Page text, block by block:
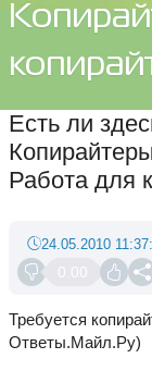
Есть ли
Работа для
0.00
24.05.2010
Требуется
Ответы.Майл.Ру)